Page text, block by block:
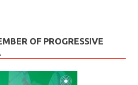
OF PROGRESSIVE